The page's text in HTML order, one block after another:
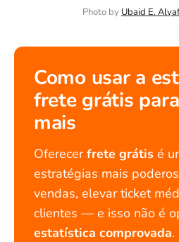
Photo by Ubaid E.
Como usar a
frete grátis
mais
Oferecerfrete grátis é
estratégias mais
vendas, elevar ticket
clientes — e isso não é
estatística comprovada.